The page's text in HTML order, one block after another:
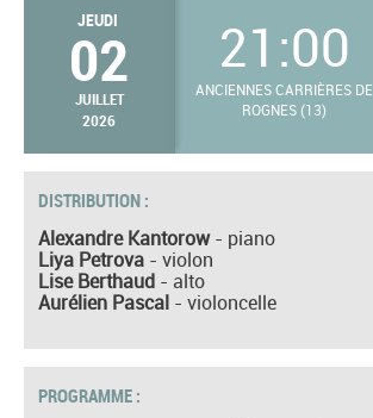
JEUDI
02
JUILLET
2026
21:00
ANCIENNES CARRIÈRES DE
ROGNES (13)
DISTRIBUTION :
Alexandre Kantorow- piano
Liya Petrova - violon
Lise Berthaud - alto
Aurélien Pascal - violoncelle
PROGRAMME :